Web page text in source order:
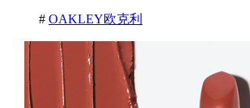
# OAKLEY欧克利